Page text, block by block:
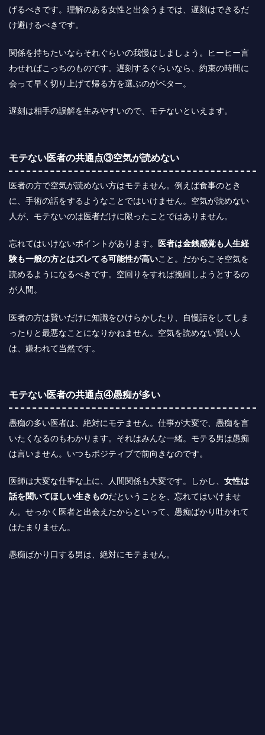
げるべきです。理解のある女性と出会うまでは、遅刻はできるだ
け避けるべきです。
関係を持ちたいならそれぐらいの我慢はしましょう。ヒーヒー言
わせればこっちのものです。遅刻するぐらいなら、約束の時間に
会って早く切り上げて帰る方を選ぶのがベター。
遅刻は相手の誤解を生みやすいので、モテないといえます。
モテない医者の共通点③空気が読めない
医者の方で空気が読めない方はモテません。例えば食事のとき
に、手術の話をするようなことではいけません。空気が読めない
人が、モテないのは医者だけに限ったことではありません。
忘れてはいけないポイントがあります。
医者は金銭感覚も人生経
験も一般の方とはズレてる可能性が高いこと。だからこそ空気を
読めるようになるべきです。空回りをすれば挽回しようとするの
が人間。
医者の方は賢いだけに知識をひけらかしたり、自慢話をしてしま
ったりと最悪なことになりかねません。空気を読めない賢い人
は、嫌われて当然です。
モテない医者の共通点④愚痴が多い
愚痴の多い医者は、絶対にモテません。仕事が大変で、愚痴を言
いたくなるのもわかります。それはみんな一緒。モテる男は愚痴
は言いません。いつもポジティブで前向きなのです。
医師は大変な仕事な上に、人間関係も大変です。しかし、 女性は
話を聞いてほしい生きものだということを、忘れてはいけませ
ん。せっかく医者と出会えたからといって、愚痴ばかり吐かれて
はたまりません。
愚痴ばかり口する男は、絶対にモテません。